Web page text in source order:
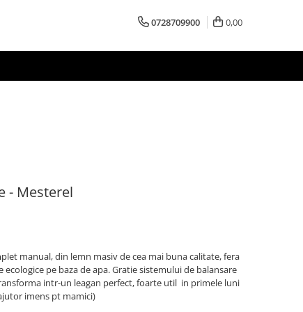
0728709900 0,00
- Mesterel
manual, din lemn masiv de cea mai buna calitate, fera
pe baza de apa. Gratie sistemului de balansare
intr-un leagan perfect, foarte util in primele luni
imens pt mamici)